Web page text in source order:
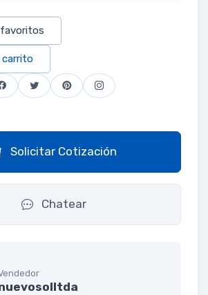
carrito
Solicitar Cotización
Chatear